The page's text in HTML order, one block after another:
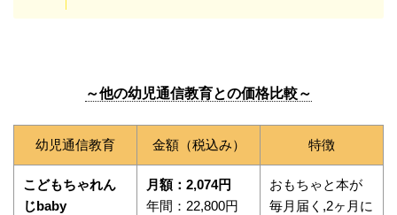
～他の幼児通信教育との価格比較～
幼児通信教育 金額（税込み） 特徴
こどもちゃれん
じbaby
月額：2,074円
年間：22,800円
おもちゃと本が
毎月届く,2ヶ月に